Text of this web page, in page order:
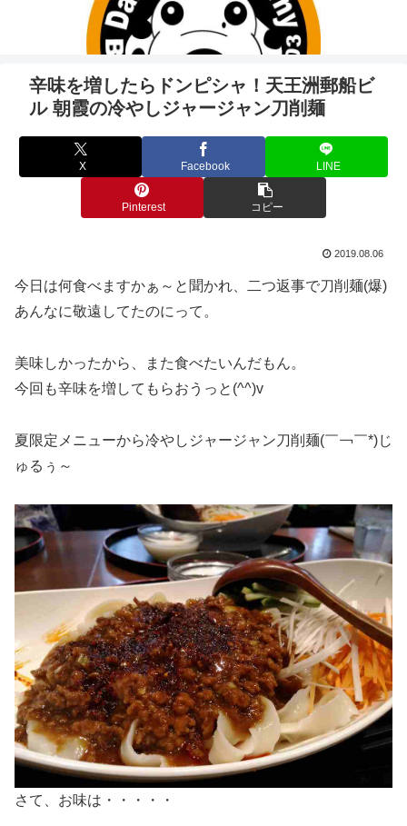
辛味を増したらドンピシャ！天王洲郵船ビ
ル 朝霞の冷やしジャージャン刀削麺
X Facebook LINE
Pinterest コピー
2019.08.06
今日は何食べますかぁ～と聞かれ、二つ返事で刀削麺(爆)
あんなに敬遠してたのにって。
美味しかったから、また食べたいんだもん。
今回も辛味を増してもらおうっと(^^)v
夏限定メニューから冷やしジャージャン刀削麺(￣￢￣*)じ
ゅるぅ～
さて、お味は・・・・・